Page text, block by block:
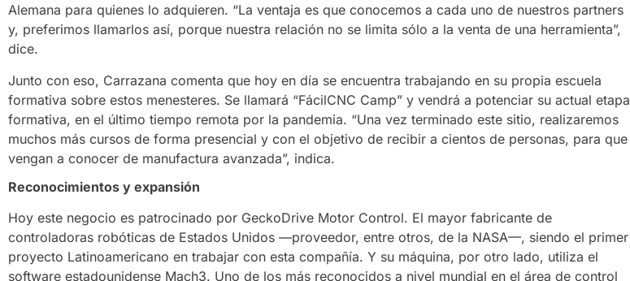
Alemana para quienes lo adquieren. “La ventaja es que conocemos a cada uno de nuestros partners
y, preferimos llamarlos así, porque nuestra relación no se limita sólo a la venta de una herramienta”,
dice.
Junto con eso, Carrazana comenta que hoy en día se encuentra trabajando en su propia escuela
formativa sobre estos menesteres. Se llamará “FácilCNC Camp” y vendrá a potenciar su actual etapa
formativa, en el último tiempo remota por la pandemia. “Una vez terminado este sitio, realizaremos
muchos más cursos de forma presencial y con el objetivo de recibir a cientos de personas, para que
vengan a conocer de manufactura avanzada”, indica.
Reconocimientos y expansión
Hoy este negocio es patrocinado por GeckoDrive Motor Control. El mayor fabricante de
controladoras robóticas de Estados Unidos —proveedor, entre otros, de la NASA—, siendo el primer
proyecto Latinoamericano en trabajar con esta compañía. Y su máquina, por otro lado, utiliza el
software estadounidense Mach3. Uno de los más reconocidos a nivel mundial en el área de control